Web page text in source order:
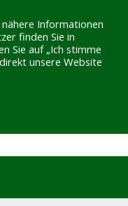
Haus
Informationen
finden Sie in
Sie auf „Ich stimme
unsere Website